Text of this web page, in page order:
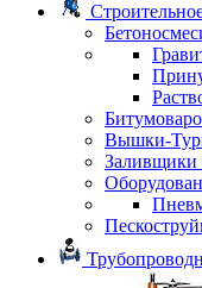
Вышки-
Заливщики